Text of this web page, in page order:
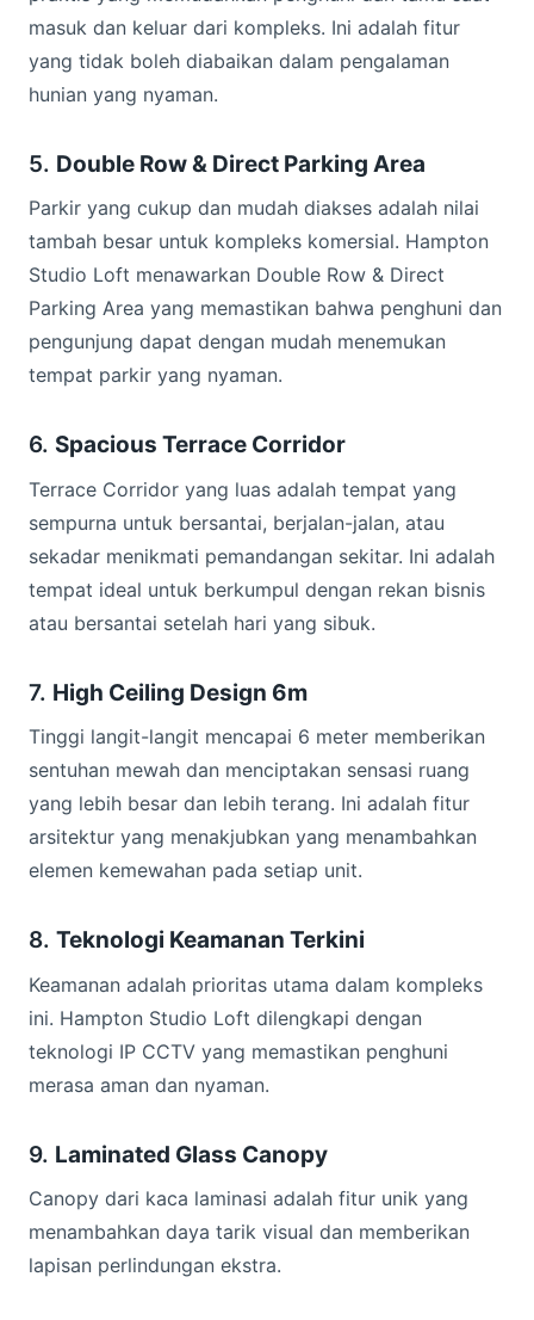
masuk dan keluar dari kompleks. Ini adalah fitur
yang tidak boleh diabaikan dalam pengalaman
hunian yang nyaman.
5. Double Row & Direct Parking Area
Parkir yang cukup dan mudah diakses adalah nilai
tambah besar untuk kompleks komersial. Hampton
Studio Loft menawarkan Double Row & Direct
Parking Area yang memastikan bahwa penghuni dan
pengunjung dapat dengan mudah menemukan
tempat parkir yang nyaman.
6. Spacious Terrace Corridor
Terrace Corridor yang luas adalah tempat yang
sempurna untuk bersantai, berjalan-jalan, atau
sekadar menikmati pemandangan sekitar. Ini adalah
tempat ideal untuk berkumpul dengan rekan bisnis
atau bersantai setelah hari yang sibuk.
7. High Ceiling Design 6m
Tinggi langit-langit mencapai 6 meter memberikan
sentuhan mewah dan menciptakan sensasi ruang
yang lebih besar dan lebih terang. Ini adalah fitur
arsitektur yang menakjubkan yang menambahkan
elemen kemewahan pada setiap unit.
8. Teknologi Keamanan Terkini
Keamanan adalah prioritas utama dalam kompleks
ini. Hampton Studio Loft dilengkapi dengan
teknologi IP CCTV yang memastikan penghuni
merasa aman dan nyaman.
9. Laminated Glass Canopy
Canopy dari kaca laminasi adalah fitur unik yang
menambahkan daya tarik visual dan memberikan
lapisan perlindungan ekstra.